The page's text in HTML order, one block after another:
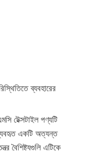
ব্যবহারের
টেক্সটাইল পণ্যটি
একটি অত্যন্ত
বৈশিষ্ট্যগুলি এটিকে